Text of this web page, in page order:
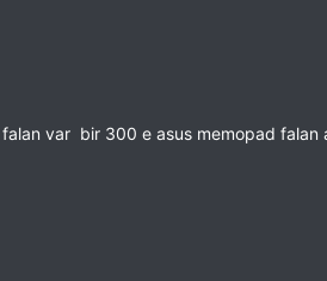
var bir 300 e asus memopad falan